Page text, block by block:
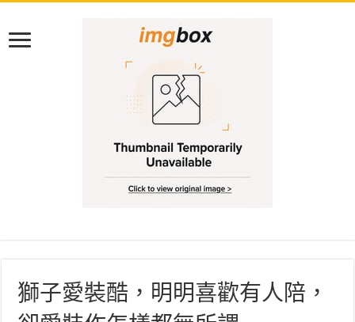
獅子愛裝酷，明明喜歡有人陪，